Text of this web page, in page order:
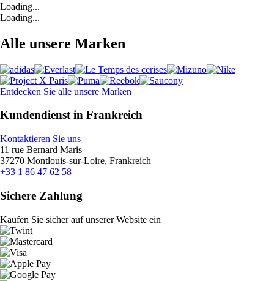
Loading...
Loading...
Alle unsere Marken
Entdecken Sie alle unsere Marken
Kundendienst in Frankreich
Kontaktieren Sie uns
11 rue Bernard Maris
37270 Montlouis-sur-Loire, Frankreich
+33 1 86 47 62 58
Sichere Zahlung
Kaufen Sie sicher auf unserer Website ein